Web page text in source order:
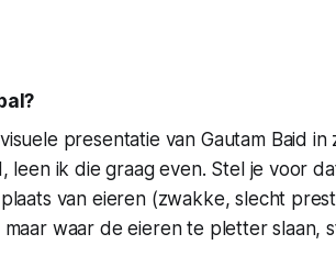
presentatie van Gautam Baid in
leen ik die graag even. Stel je voor
van eieren (zwakke, slecht
waar de eieren te pletter slaan,